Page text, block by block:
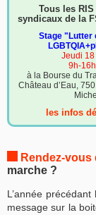
Tous les
syndicaux de la
Stage "Lutter
Jeudi 18
9h-
à la Bourse du
Château d’Eau,
Michel
les infos
Rendez-
marche ?
L’année
message sur la